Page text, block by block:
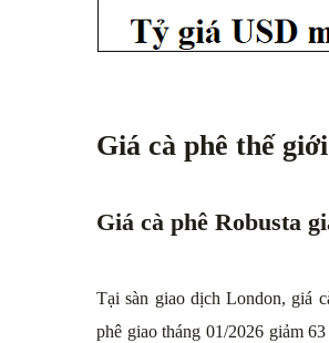
Giá cà phê thế giới
Giá cà phê Robusta
Tại sàn giao dịch London, giá
phê giao tháng 01/2026 giảm